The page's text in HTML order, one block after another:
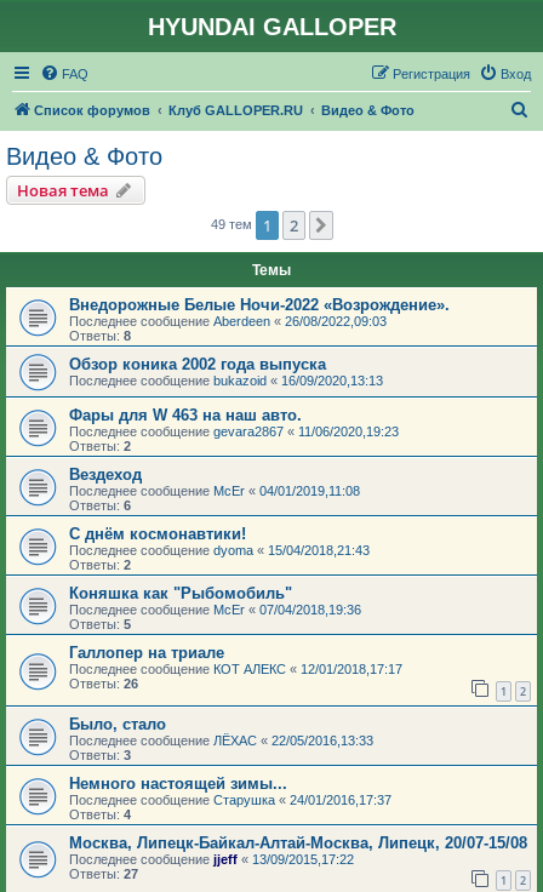
HYUNDAI GALLOPER
FAQ Вход
Регистрация
Список форумов Клуб GALLOPER.RU Видео & Фото
Видео & Фото
Новая тема
49 тем 1 2
Темы
Внедорожные Белые Ночи-2022 «Возрождение».
Последнее сообщение Aberdeen « 26/08/2022,09:03
Ответы: 8
Обзор коника 2002 года выпуска
Последнее сообщение bukazoid « 16/09/2020,13:13
Фары для W 463 на наш авто.
Последнее сообщение gevara2867 « 11/06/2020,19:23
Ответы: 2
Вездеход
Последнее сообщение McEr « 04/01/2019,11:08
Ответы: 6
С днём космонавтики!
Последнее сообщение dyoma « 15/04/2018,21:43
Ответы: 2
Коняшка как "Рыбомобиль"
Последнее сообщение McEr « 07/04/2018,19:36
Ответы: 5
Галлопер на триале
Последнее сообщение КОТ АЛЕКС « 12/01/2018,17:17
Ответы: 26 1 2
Было, стало
Последнее сообщение ЛЁХАС « 22/05/2016,13:33
Ответы: 3
Немного настоящей зимы...
Последнее сообщение Старушка « 24/01/2016,17:37
Ответы: 4
Москва, Липецк-Байкал-Алтай-Москва, Липецк, 20/07-15/08
Последнее сообщение jjeff « 13/09/2015,17:22
Ответы: 27 1 2